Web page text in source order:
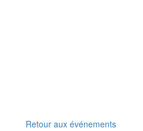
Retour aux événements